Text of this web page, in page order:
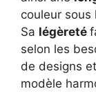
couleur sous
Sa légèreté
selon les
de designs
modèle